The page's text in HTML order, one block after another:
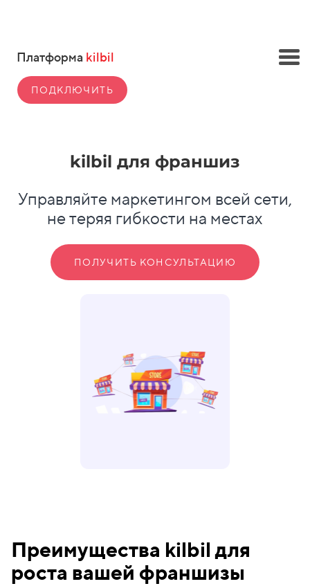
Платформа kilbil
ПОДКЛЮЧИТЬ
kilbil для франшиз
Управляйте маркетингом всей сети,
не теряя гибкости на местах
ПОЛУЧИТЬ КОНСУЛЬТАЦИЮ
Преимущества kilbil для
роста вашей франшизы